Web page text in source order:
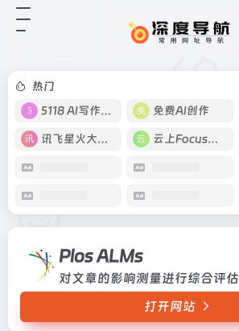
热门
5118 AI写作工具
免费AI创作
讯飞星火大模型 云上Focus接码
Plos ALMs
对文章的影响测量进行综合评估
打开网站